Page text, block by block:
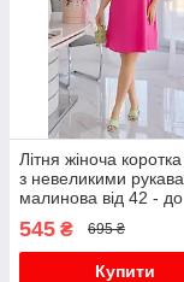
Літня жіноча
з невеликими
малинова від 42 - до
545 ₴ 695 ₴
Купити